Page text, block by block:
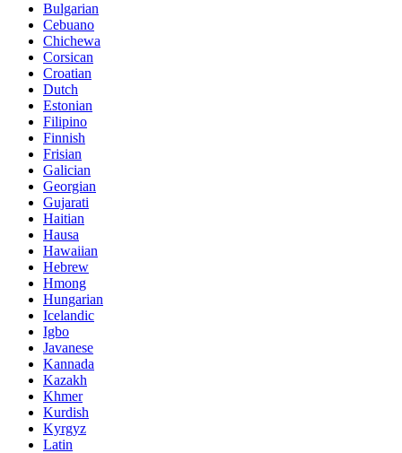
Bulgarian
Cebuano
Chichewa
Corsican
Croatian
Dutch
Estonian
Filipino
Finnish
Frisian
Galician
Georgian
Gujarati
Haitian
Hausa
Hawaiian
Hebrew
Hmong
Hungarian
Icelandic
Igbo
Javanese
Kannada
Kazakh
Khmer
Kurdish
Kyrgyz
Latin